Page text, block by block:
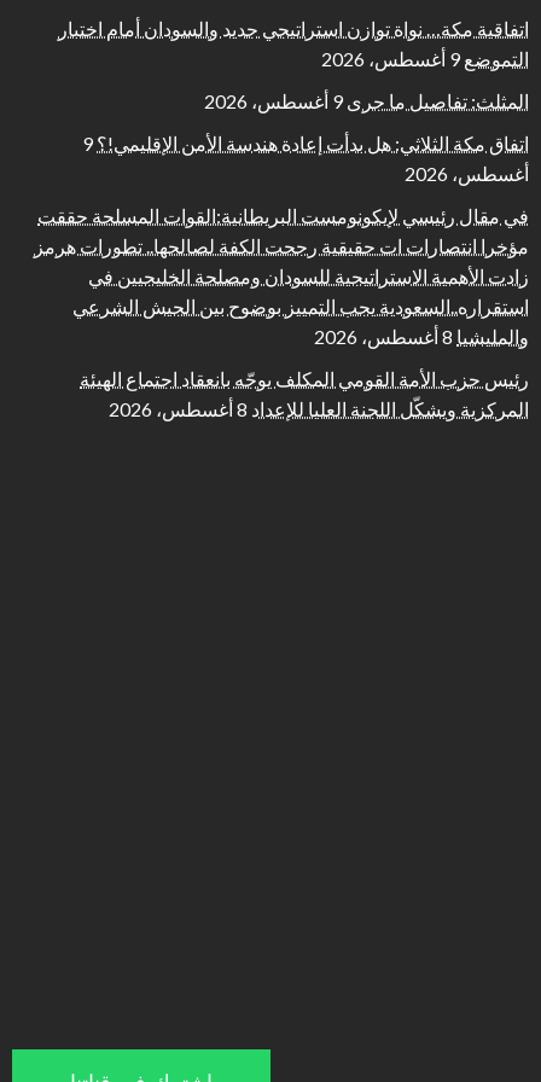
اتفاقية مكة… نواة توازن استراتيجي جديد والسودان أمام اختبار
التموضع 9 أغسطس، 2026
المثلث: تفاصيل ما جرى 9 أغسطس، 2026
اتفاق مكة الثلاثي: هل بدأت إعادة هندسة الأمن الإقليمي!؟ 9
أغسطس، 2026
في مقال رئيسي لإيكونومست البريطانية:القوات المسلحة حققت
مؤخرا انتصارات ات حقيقية رجحت الكفة لصالحها.. تطورات هرمز
زادت الأهمية الاستراتيجية للسودان ومصلحة الخليجيين في
استقراره..السعودية يجب التمييز بوضوح بين الجيش الشرعي
والمليشيا 8 أغسطس، 2026
رئيس حزب الأمة القومي المكلف يوجّه بانعقاد اجتماع الهيئة
المركزية ويشكّل اللجنة العليا للإعداد 8 أغسطس، 2026